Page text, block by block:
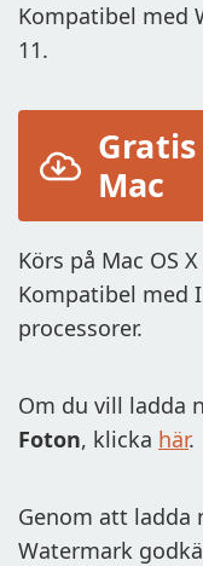
KÖP
SUPPORT:
KONTAKTA
ÅTERSTÄLL
Kompatibel med
11.
Mac
Körs på Mac OS
Kompatibel med
processorer.
Om du vill ladda
Foton, klicka här.
Genom att ladda
Watermark